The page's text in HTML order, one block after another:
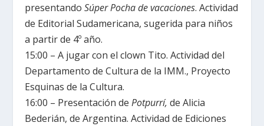
presentandoSúper Pocha de vacaciones. Actividad
de Editorial Sudamericana, sugerida para niños
a partir de 4º año.
15:00 – A jugar con el clown Tito. Actividad del
Departamento de Cultura de la IMM., Proyecto
Esquinas de la Cultura.
16:00 – Presentación dePotpurrí, de Alicia
Bederián, de Argentina. Actividad de Ediciones